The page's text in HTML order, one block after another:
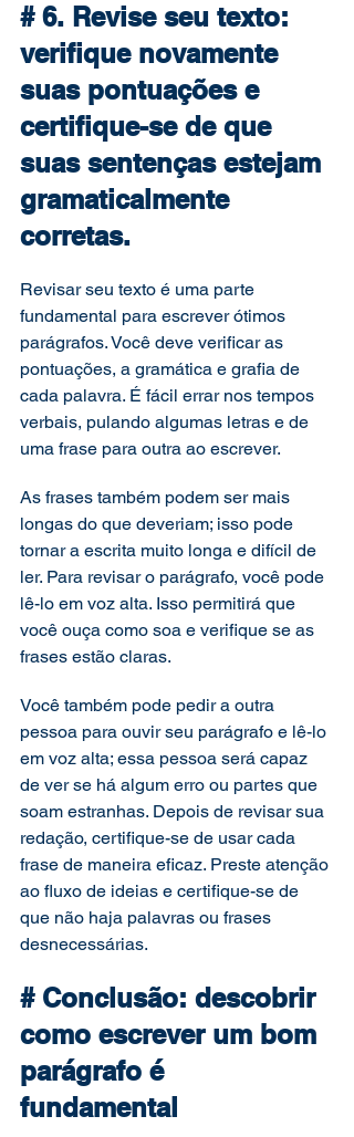
# 6. Revise seu texto:
verifique novamente
suas pontuações e
certifique-se de que
suas sentenças estejam
gramaticalmente
corretas.
Revisar seu texto é uma parte
fundamental para escrever ótimos
parágrafos. Você deve verificar as
pontuações, a gramática e grafia de
cada palavra. É fácil errar nos tempos
verbais, pulando algumas letras e de
uma frase para outra ao escrever.
As frases também podem ser mais
longas do que deveriam; isso pode
tornar a escrita muito longa e difícil de
ler. Para revisar o parágrafo, você pode
lê-lo em voz alta. Isso permitirá que
você ouça como soa e verifique se as
frases estão claras.
Você também pode pedir a outra
pessoa para ouvir seu parágrafo e lê-lo
em voz alta; essa pessoa será capaz
de ver se há algum erro ou partes que
soam estranhas. Depois de revisar sua
redação, certifique-se de usar cada
frase de maneira eficaz. Preste atenção
ao fluxo de ideias e certifique-se de
que não haja palavras ou frases
desnecessárias.
# Conclusão: descobrir
como escrever um bom
parágrafo é
fundamental